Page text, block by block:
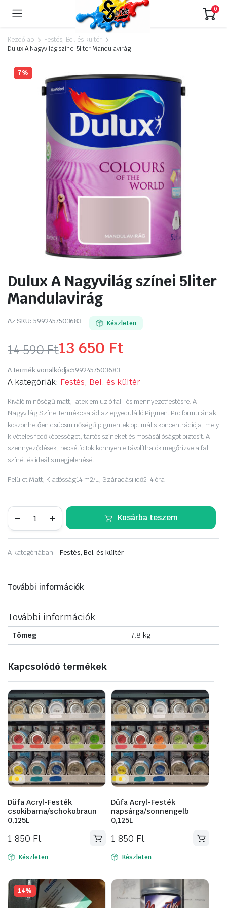
0
Kezdőlap
Festés, Bel. és kültér
Dulux A Nagyvilág színei 5liter Mandulavirág
7%
Dulux A Nagyvilág színei 5liter
Mandulavirág
Az SKU: 5992457503683 Készleten
14 590Ft
Original
price
was:
14
590 Ft.
13 650 Ft
Current
price
is:
13
650 Ft.
A termék vonalkódja:5992457503683
A kategóriák: Festés, Bel. és kültér
Kiváló minőségű matt, latex emluzió fal- és mennyezetfestésre. A
Nagyvilág Színei termékcsalád az egyedülálló Pigment Pro formulának
köszönhetően csúcsminőségű pigmentek optimális koncentrációja, mely
kivételes fedőképességet, tartós színeket és mosásállóságot biztosít. A
szennyeződések, pecsétfoltok könnyen eltávolíthatók megőrizve a fal
színét és ideális megjelenését.
Felület Matt, Kiadósság14 m2/L, Száradási idő2-4 óra
színei
Mandulavirág
Kosárba teszem
A kategóriában: Festés, Bel. és kültér
További információk
További információk
Tömeg 7.8 kg
Kapcsolódó termékek
Düfa Acryl-Festék
csokibarna/schokobraun
0,125L
1 850 Ft
Készleten
Düfa Acryl-Festék
napsárga/sonnengelb
0,125L
1 850 Ft
Készleten
14%